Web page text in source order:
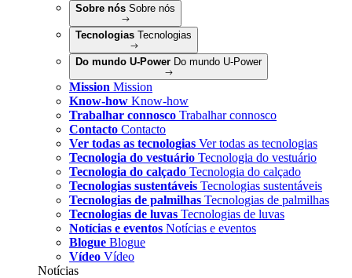
Sobre nós Sobre nós
Tecnologias Tecnologias
Do mundo U-Power Do mundo U-Power
Mission Mission
Know-how Know-how
Trabalhar connosco Trabalhar connosco
Contacto Contacto
Ver todas as tecnologias Ver todas as tecnologias
Tecnologia do vestuário Tecnologia do vestuário
Tecnologia do calçado Tecnologia do calçado
Tecnologias sustentáveis Tecnologias sustentáveis
Tecnologias de palmilhas Tecnologias de palmilhas
Tecnologias de luvas Tecnologias de luvas
Notícias e eventos Notícias e eventos
Blogue Blogue
Vídeo Vídeo
Notícias